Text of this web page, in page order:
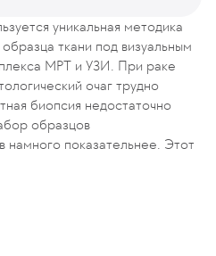
уникальная методика
ткани под визуальным
МРТ и УЗИ. При раке
очаг трудно
биопсия недостаточно
образцов
намного показательнее. Этот